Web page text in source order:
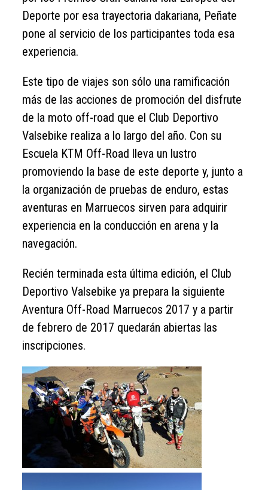
Deporte por esa trayectoria dakariana, Peñate
pone al servicio de los participantes toda esa
experiencia.
Este tipo de viajes son sólo una ramificación
más de las acciones de promoción del disfrute
de la moto off-road que el Club Deportivo
Valsebike realiza a lo largo del año. Con su
Escuela KTM Off-Road lleva un lustro
promoviendo la base de este deporte y, junto a
la organización de pruebas de enduro, estas
aventuras en Marruecos sirven para adquirir
experiencia en la conducción en arena y la
navegación.
Recién terminada esta última edición, el Club
Deportivo Valsebike ya prepara la siguiente
Aventura Off-Road Marruecos 2017 y a partir
de febrero de 2017 quedarán abiertas las
inscripciones.